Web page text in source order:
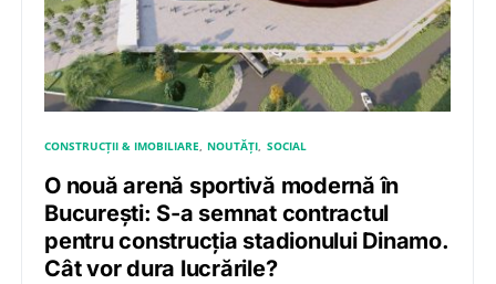
CONSTRUCȚII & IMOBILIARE NOUTĂȚI SOCIAL
O nouă arenă sportivă modernă în
București: S-a semnat contractul
pentru construcția stadionului Dinamo.
Cât vor dura lucrările?